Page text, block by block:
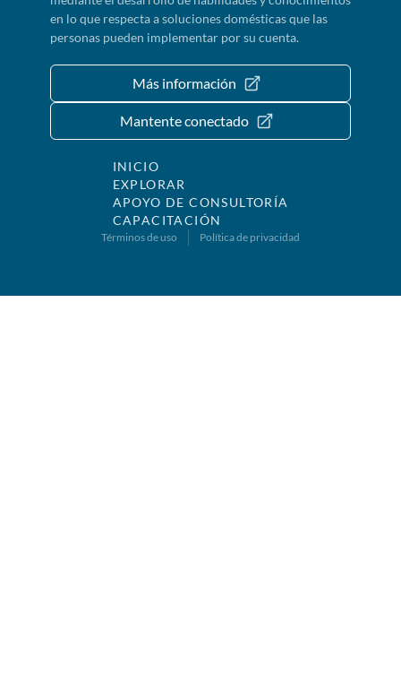
en lo que respecta a soluciones domésticas que las
personas pueden implementar por su cuenta.
Más información
Mantente conectado
INICIO
EXPLORAR
APOYO DE CONSULTORÍA
CAPACITACIÓN
Términos de uso Política de privacidad